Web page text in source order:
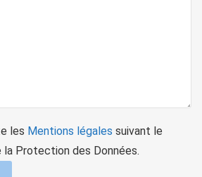
les Mentions légales suivant le
la Protection des Données.